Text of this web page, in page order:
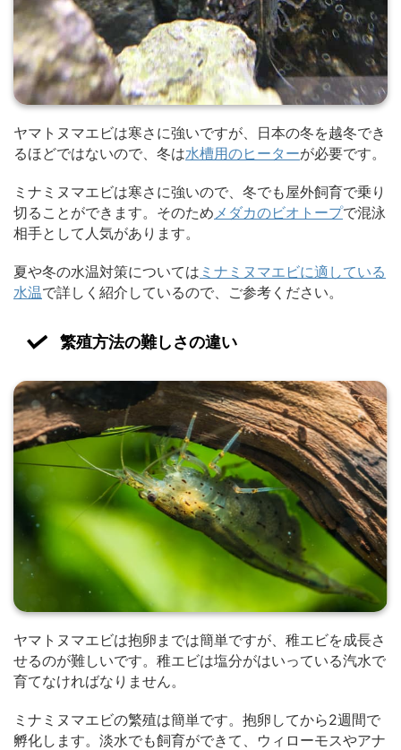
ヤマトヌマエビは寒さに強いですが、日本の冬を越冬でき
るほどではないので、冬は水槽用のヒーターが必要です。
ミナミヌマエビは寒さに強いので、冬でも屋外飼育で乗り
切ることができます。そのため メダカのビオトープで混泳
相手として人気があります。
夏や冬の水温対策については ミナミヌマエビに適している
水温で詳しく紹介しているので、ご参考ください。
繁殖方法の難しさの違い
ヤマトヌマエビは抱卵までは簡単ですが、稚エビを成長さ
せるのが難しいです。稚エビは塩分がはいっている汽水で
育てなければなりません。
ミナミヌマエビの繁殖は簡単です。抱卵してから2週間で
孵化します。淡水でも飼育ができて、ウィローモスやアナ